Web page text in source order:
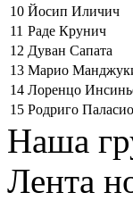
10 Йосип Иличич
11 Раде Крунич
12 Дуван Сапата
13 Марио
14 Лоренцо
15 Родриго Паласио
Наша
Лента